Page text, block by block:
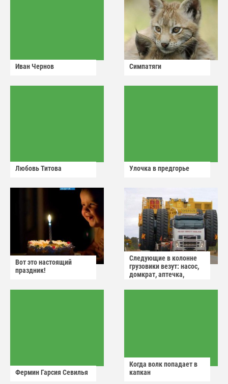
Иван Чернов Симпатяги
Любовь Титова Улочка в предгорье
Вот это настоящий
праздник!
Следующие в колонне
грузовики везут: насос,
домкрат, аптечка,
Фермин Гарсия Севилья
Когда волк попадает в
капкан